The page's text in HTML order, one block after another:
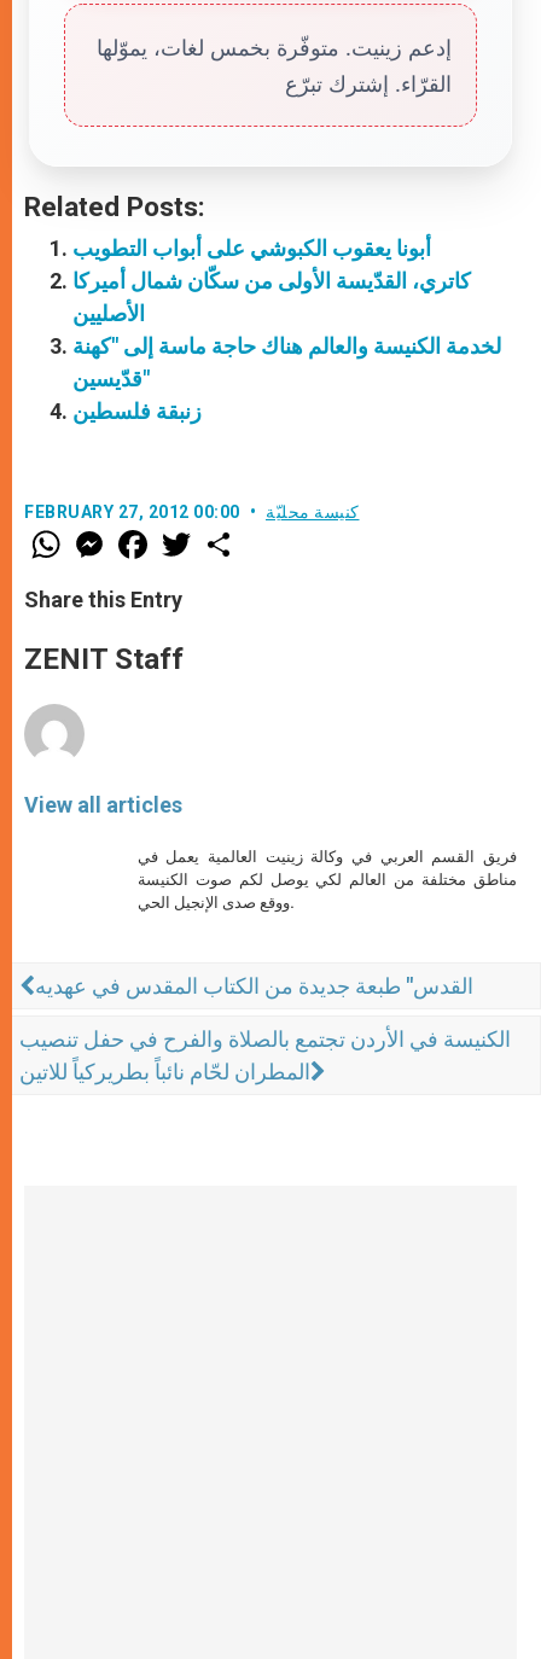
إدعم زينيت. متوفّرة بخمس لغات، يموّلها
القرّاء. إشترك تبرّع
Related Posts:
أبونا يعقوب الكبوشي على أبواب التطويب
كاتري، القدّيسة الأولى من سكّان شمال أميركا
الأصليين
لخدمة الكنيسة والعالم هناك حاجة ماسة إلى "كهنة
قدّيسين"
زنبقة فلسطين
FEBRUARY 27, 2012 00:00 كنيسة محليّة
W
h
t
s
p
p
M
e
s
e
g
e
F
a
e
b
o
k
w
Share this Entry
ZENIT Staff
View all articles
فريق القسم العربي في وكالة زينيت العالمية يعمل في
مناطق مختلفة من العالم لكي يوصل لكم صوت الكنيسة
ووقع صدى الإنجيل الحي.
القدس" طبعة جديدة من الكتاب المقدس في عهديه
الكنيسة في الأردن تجتمع بالصلاة والفرح في حفل تنصيب
المطران لحّام نائباً بطريركياً للاتين